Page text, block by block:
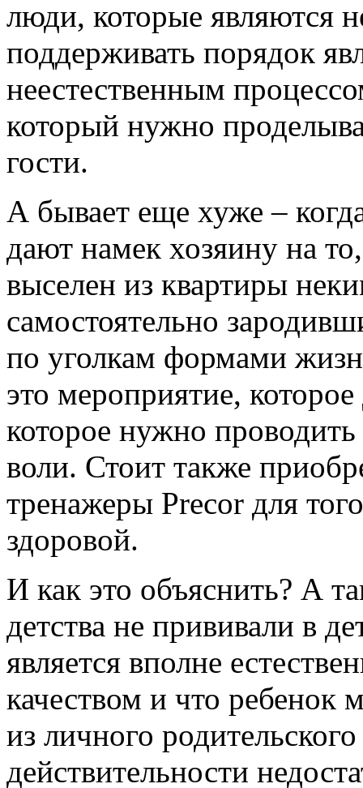
люди, которые являются
поддерживать порядок
неестественным
который нужно
гости.
А бывает еще хуже –
дают намек хозяину на
выселен из квартиры
самостоятельно
по уголкам формами
это мероприятие,
которое нужно
воли. Стоит также
тренажеры Precor для
здоровой.
И как это объяснить? А
детства не прививали в
является вполне
качеством и что ребенок
из личного
действительности